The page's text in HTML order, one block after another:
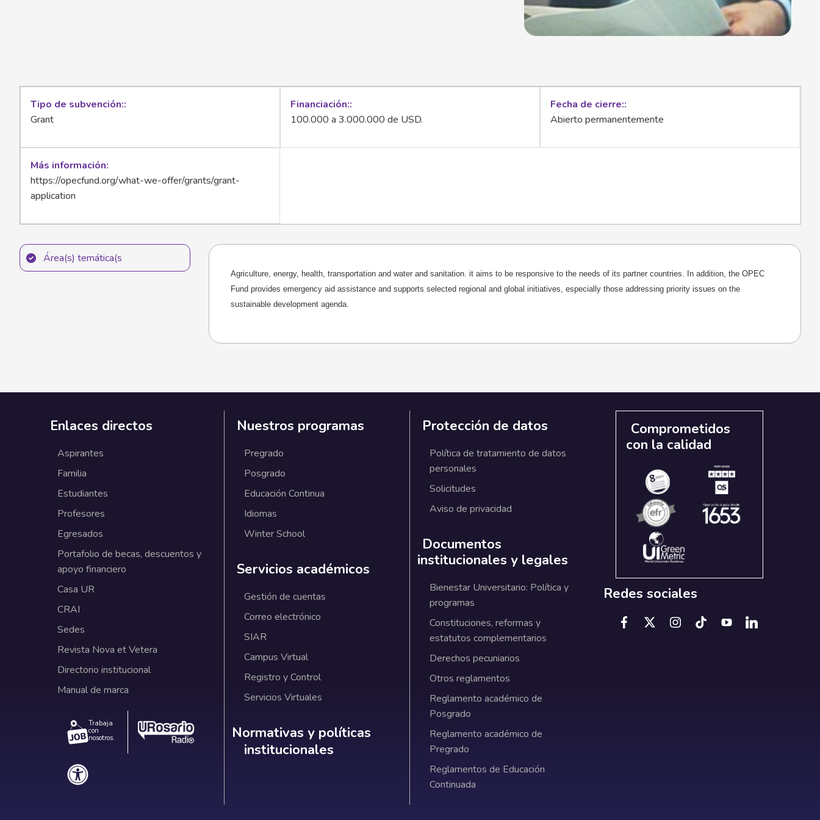
Tipo de subvención:
Grant
Financiación:
100.000 a 3.000.000 de USD.
Fecha de cierre:
Abierto permanentemente
Más información
https://opecfund.org/what-we-offer/grants/grant-
application
Área(s) temática(s
Agriculture, energy, health, transportation and water and sanitation. it aims to be responsive to the needs of its partner countries. In addition, the OPEC
Fund provides emergency aid assistance and supports selected regional and global initiatives, especially those addressing priority issues on the
sustainable development agenda.
Enlaces directos
Aspirantes
Familia
Estudiantes
Profesores
Egresados
Portafolio de becas, descuentos y
apoyo financiero
Casa UR
CRAI
Sedes
Revista Nova et Vetera
Directorio institucional
Manual de marca
Trabaja
con
nosotros.
Nuestros programas
Pregrado
Posgrado
Educación Continua
Idiomas
Winter School
Servicios académicos
Gestión de cuentas
Correo electrónico
SIAR
Campus Virtual
Registro y Control
Servicios Virtuales
Normativas y políticas institucionales
Normativas y políticas
institucionales
Protección de datos
Política de tratamiento de datos
personales
Solicitudes
Aviso de privacidad
Documentos
institucionales y legales
Bienestar Universitario: Política y
programas
Constituciones, reformas y
estatutos complementarios
Derechos pecuniarios
Otros reglamentos
Reglamento académico de
Posgrado
Reglamento académico de
Pregrado
Reglamentos de Educación
Continuada
Comprometidos
con la calidad
Redes sociales